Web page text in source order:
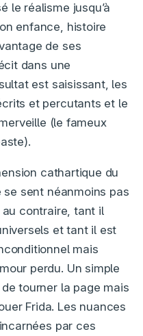
le réalisme jusqu’à
enfance, histoire
de ses
dans une
est saisissant, les
et percutants et le
(le fameux
cathartique du
sent néanmoins pas
contraire, tant il
et tant il est
mais
perdu. Un simple
tourner la page mais
Frida. Les nuances
par ces